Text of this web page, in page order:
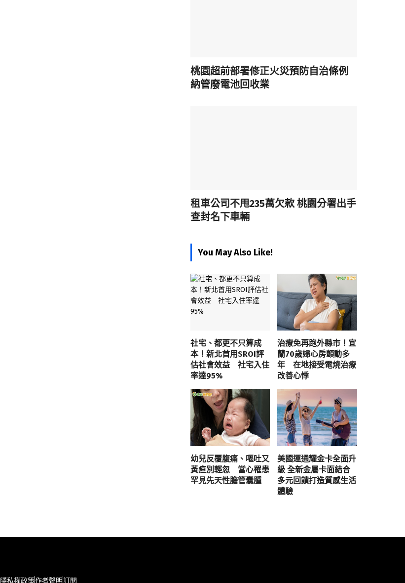
桃園超前部署修正火災預防自治條例
納管廢電池回收業
租車公司不甩235萬欠款 桃園分署出手
查封名下車輛
You May Also Like!
社宅、都更不只算成
本！新北首用SROI評
估社會效益 社宅入住
率達95%
治療免再跑外縣市！宜
蘭70歲婦心房顫動多
年 在地接受電燒治療
改善心悸
幼兒反覆腹痛、嘔吐又
黃疸別輕忽 當心罹患
罕見先天性膽管囊腫
美國運通耀金卡全面升
級 全新金屬卡面結合
多元回饋打造質感生活
體驗
隱私權政策作者聲明訂閱